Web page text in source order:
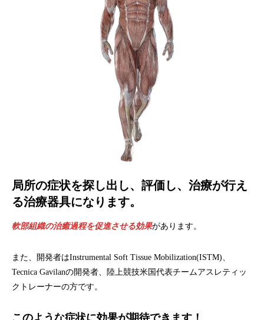
局所の症状を探し出し、評価し、治療が行え
る治療器具になります。
軟部組織の治癒過程を促進させる効果があります。
また、開発者はInstrumental Soft Tissue Mobilization(ISTM)、
Tecnica Gavilanの開発者、陸上競技米国代表チームアスレティッ
クトレーナーの方です。
このような症状に効果が期待できます！